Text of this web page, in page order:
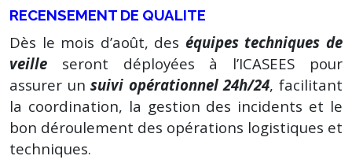
RECENSEMENT DE QUALITE
Dès le mois d’août, des équipes techniques de
veille seront déployées à l’ICASEES pour
assurer unsuivi opérationnel 24h/24, facilitant
la coordination, la gestion des incidents et le
bon déroulement des opérations logistiques et
techniques.